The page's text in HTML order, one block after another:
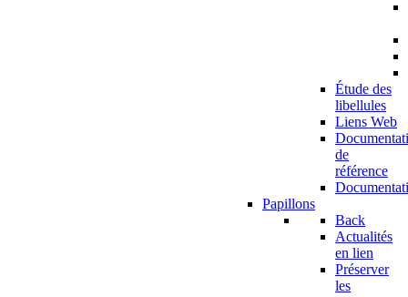
Étude des
libellules
Liens Web
de
référence
Papillons
Back
Actualités
en lien
Préserver
les